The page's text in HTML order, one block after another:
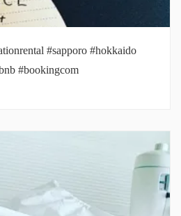
#sapporo #hokkaido
#bookingcom